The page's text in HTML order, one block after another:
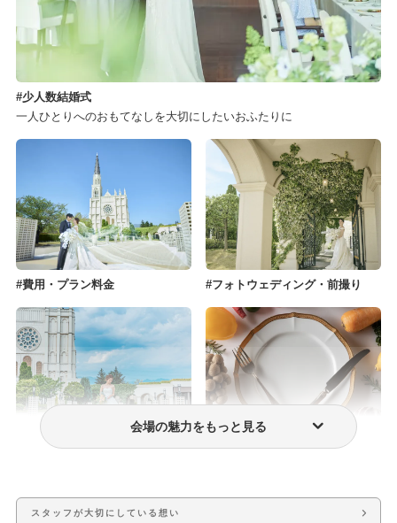
少人数結婚式
一人ひとりへのおもてなしを大切にしたいおふたりに
費用・プラン料金 フォトウェディング・前撮り
会場の魅力をもっと見る
スタッフが大切にしている想い